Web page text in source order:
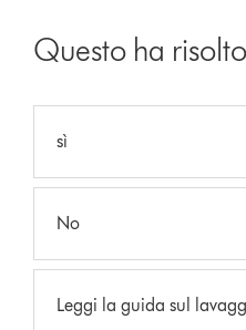
Questo ha
sì
No
Leggi la guida sul